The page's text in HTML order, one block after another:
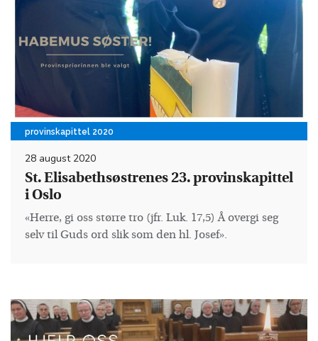
provinskapittel 2020
28 august 2020
St. Elisabethsøstrenes 23. provinskapittel
i Oslo
«Herre, gi oss større tro (jfr. Luk. 17,5) Å overgi seg
selv til Guds ord slik som den hl. Josef».